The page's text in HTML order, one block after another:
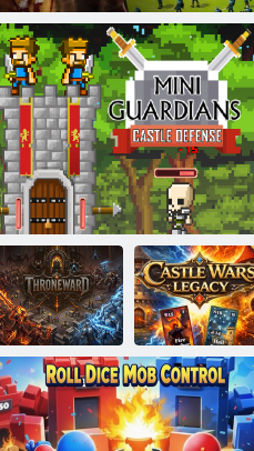
Imperia online
Mini obrancovia: Obrana hradu
Trónna sála
Castle Wars:
Legacy